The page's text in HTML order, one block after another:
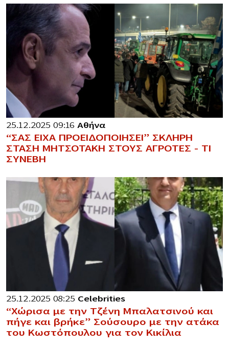
25.12.2025 09:16 Αθήνα
“ΣΑΣ ΕΙΧΑ ΠΡΟΕΙΔΟΠΟΙΗΣΕΙ” ΣΚΛΗΡΗ
ΣΤΑΣΗ ΜΗΤΣΟΤΑΚΗ ΣΤΟΥΣ ΑΓΡΟΤΕΣ – ΤΙ
ΣΥΝΕΒΗ
25.12.2025 08:25 Celebrities
“Χώρισα με την Τζένη Μπαλατσινού και
πήγε και βρήκε” Σούσουρο με την ατάκα
του Κωστόπουλου για τον Κικίλια